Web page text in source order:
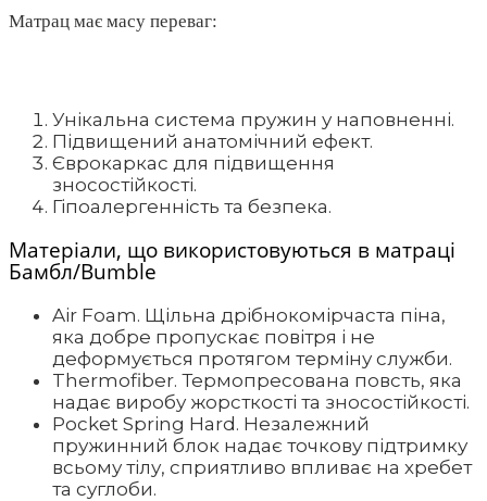
Матрац має масу переваг:
Унікальна система пружин у наповненні.
Підвищений анатомічний ефект.
Єврокаркас для підвищення
зносостійкості.
Гіпоалергенність та безпека.
Матеріали, що використовуються в матраці
Бамбл/Bumble
Air Foam. Щільна дрібнокомірчаста піна,
яка добре пропускає повітря і не
деформується протягом терміну служби.
Thermofiber. Термопресована повсть, яка
надає виробу жорсткості та зносостійкості.
Pocket Spring Hard. Незалежний
пружинний блок надає точкову підтримку
всьому тілу, сприятливо впливає на хребет
та суглоби.